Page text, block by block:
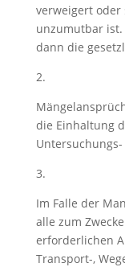
verweigert
unzumutbar
dann die
2.
die Einhaltung
3.
Im Falle der
alle zum
erforderlichen
Transport-,